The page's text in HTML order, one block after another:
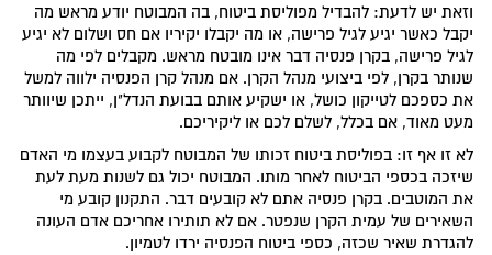
וזאת יש לדעת: להבדיל מפוליסת ביטוח, בה המבוטח יודע מראש מה
יקבל כאשר יגיע לגיל פרישה, או מה יקבלו יקיריו אם חס ושלום לא יגיע
לגיל פרישה, בקרן פנסיה דבר אינו מובטח מראש. מקבלים לפי מה
שנותר בקרן, לפי ביצועי מנהל הקרן. אם מנהל קרן הפנסיה ילווה למשל
את כספכם לטייקון כושל, או ישקיע אותם בבועת הנדל"ן, ייתכן שיוותר
מעט מאוד, אם בכלל, לשלם לכם או ליקיריכם.
לא זו אף זו: בפוליסת ביטוח זכותו של המבוטח לקבוע בעצמו מי האדם
שיזכה בכספי הביטוח לאחר מותו. המבוטח יכול גם לשנות מעת לעת
את המוטבים. בקרן פנסיה אתם לא קובעים דבר. התקנון קובע מי
השאירים של עמית הקרן שנפטר. אם לא תותירו אחריכם אדם העונה
להגדרת שאיר שכזה, כספי ביטוח הפנסיה ירדו לטמיון.